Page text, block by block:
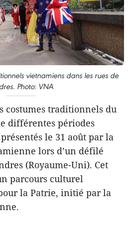
vietnamiens dans les rues de
Photo: VNA
costumes traditionnels du
différentes périodes
le 31 août par la
lors d’un défilé
(Royaume-Uni). Cet
parcours culturel
la Patrie, initié par la